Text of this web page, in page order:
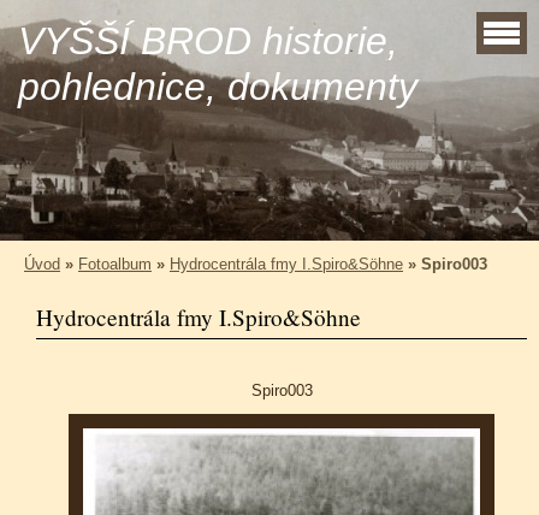
VYŠŠÍ BROD historie,
pohlednice, dokumenty
Úvod » Fotoalbum » Hydrocentrála fmy I.Spiro&Söhne » Spiro003
Hydrocentrála fmy I.Spiro&Söhne
Spiro003